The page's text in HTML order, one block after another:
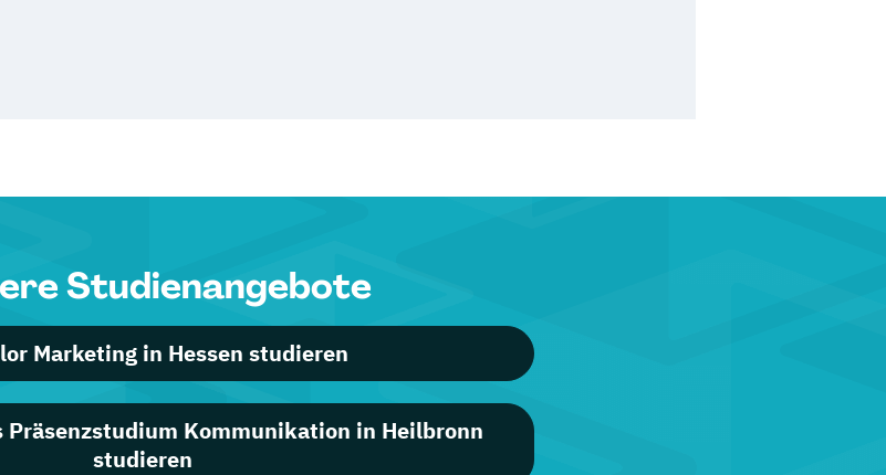
Studienangebote
Marketing in Hessen studieren
Präsenzstudium Kommunikation in Heilbronn
studieren